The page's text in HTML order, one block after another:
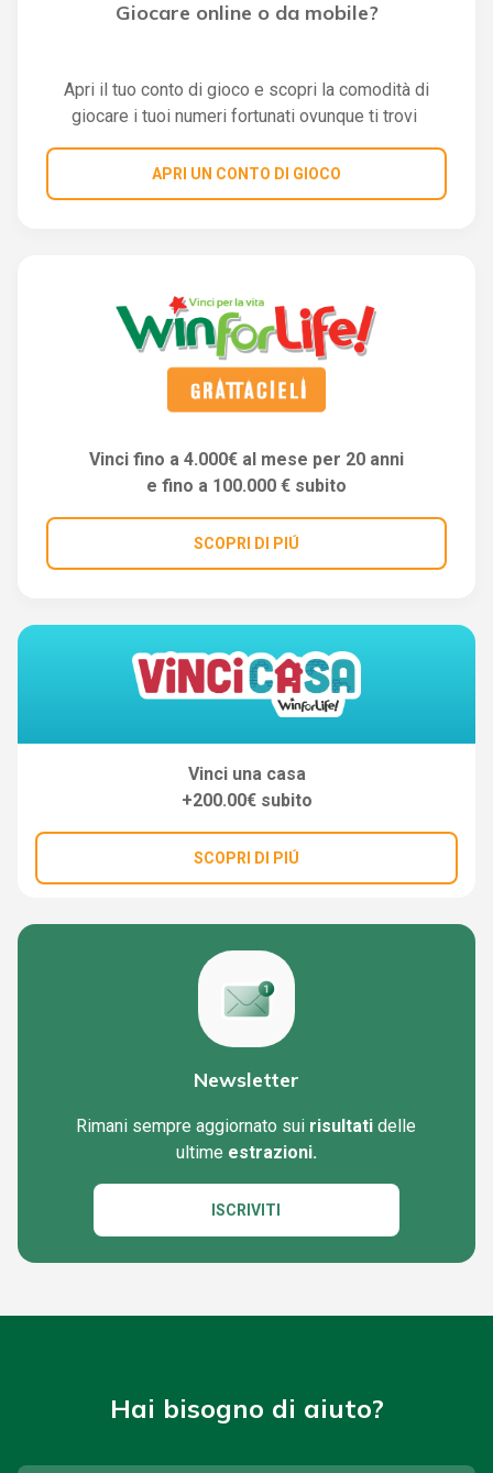
Giocare online o da mobile?
Apri il tuo conto di gioco e scopri la comodità di
giocare i tuoi numeri fortunati ovunque ti trovi
APRI UN CONTO DI GIOCO
Vinci fino a 4.000€ al mese per 20 anni
e fino a 100.000 € subito
SCOPRI DI PIÚ
Vinci una casa
+200.00€ subito
SCOPRI DI PIÚ
Newsletter
Rimani sempre aggiornato sui risultati delle
ultime estrazioni.
ISCRIVITI
Hai bisogno di aiuto?